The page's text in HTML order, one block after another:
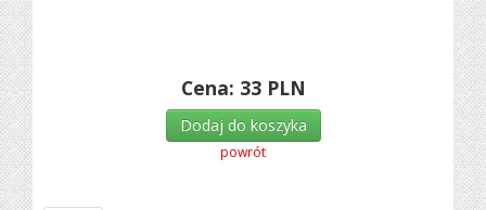
Cena: 33 PLN
Dodaj do koszyka
powrót